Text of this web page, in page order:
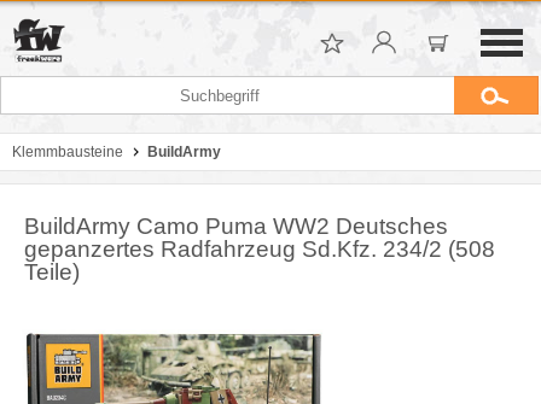
Klemmbausteine BuildArmy
BuildArmy Camo Puma WW2 Deutsches
gepanzertes Radfahrzeug Sd.Kfz. 234/2 (508
Teile)